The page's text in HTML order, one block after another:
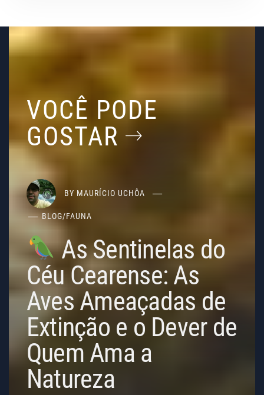
VOCÊ PODE
GOSTAR
BY MAURÍCIO UCHÔA
BLOG/FAUNA
As Sentinelas do
Céu Cearense: As
Aves Ameaçadas de
Extinção e o Dever de
Quem Ama a
Natureza